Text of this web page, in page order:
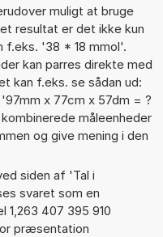
muligt at bruge
resultat er det ikke kun
f.eks. '38 * 18 mmol'.
kan parres direkte med
kan f.eks. se sådan ud:
x 77cm x 57dm = ?
måleenheder
og give mening i den
siden af 'Tal i
svaret som en
1,263 407 395 910
præsentation